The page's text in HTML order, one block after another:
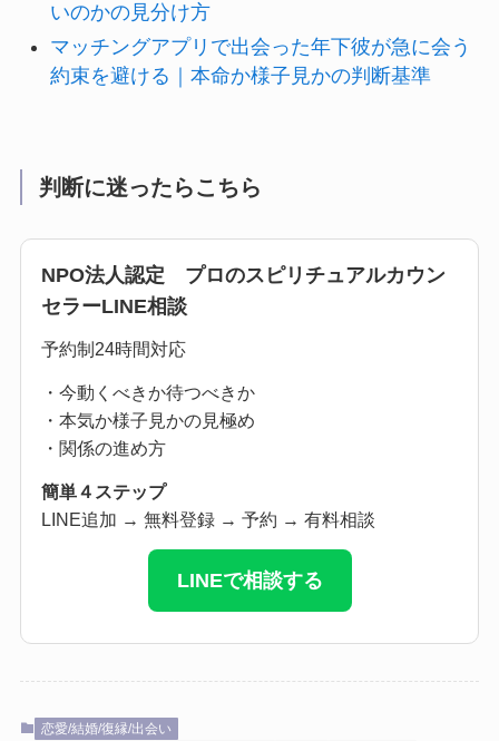
いのかの見分け方
マッチングアプリで出会った年下彼が急に会う
約束を避ける｜本命か様子見かの判断基準
判断に迷ったらこちら
NPO法人認定 プロのスピリチュアルカウン
セラーLINE相談
予約制24時間対応
・今動くべきか待つべきか
・本気か様子見かの見極め
・関係の進め方
簡単４ステップ
LINE追加 → 無料登録 → 予約 → 有料相談
LINEで相談する
恋愛/結婚/復縁/出会い